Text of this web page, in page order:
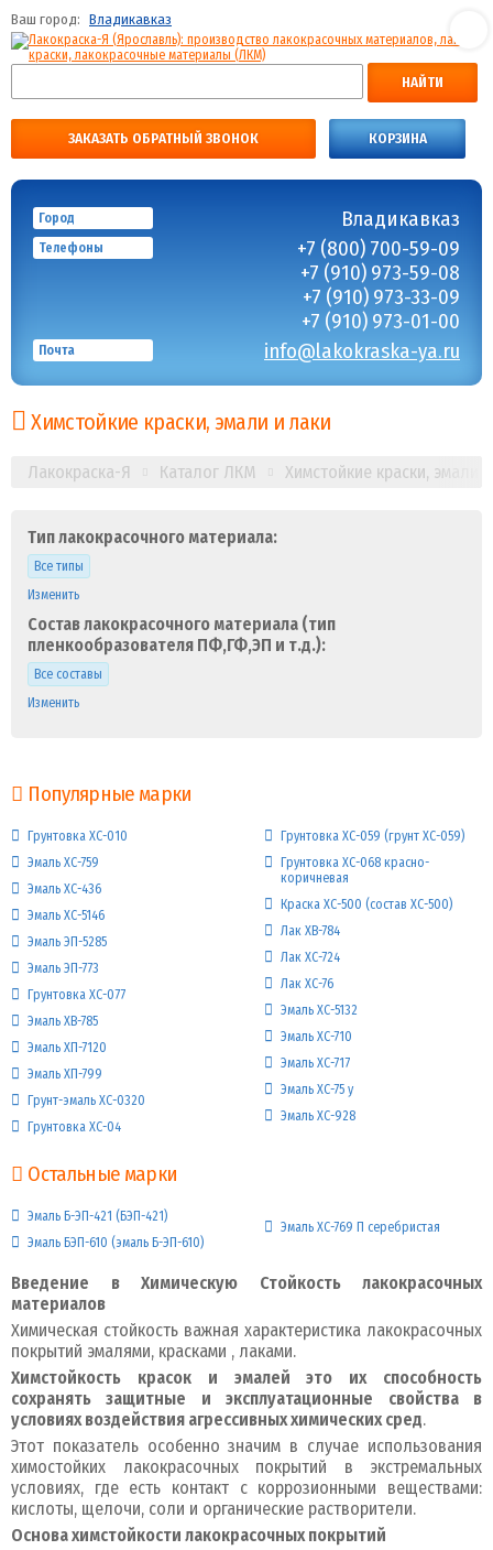
Ваш город: Владикавказ
НАЙТИ
ЗАКАЗАТЬ ОБРАТНЫЙ ЗВОНОК КОРЗИНА
Город Владикавказ
Телефоны
+7 (800) 700-59-09
+7 (910) 973-59-08
+7 (910) 973-33-09
+7 (910) 973-01-00
Почта info@lakokraska-ya.ru
Химстойкие краски, эмали и лаки
Лакокраска-Я Каталог ЛКМ Химстойкие краски, эмали
Тип лакокрасочного материала:
Все типы
Изменить
Состав лакокрасочного материала (тип
пленкообразователя ПФ,ГФ,ЭП и т.д.):
Все составы
Изменить
Популярные марки
Грунтовка ХС-010
Эмаль ХС-759
Эмаль ХС-436
Эмаль ХС-5146
Эмаль ЭП-5285
Эмаль ЭП-773
Грунтовка ХС-077
Эмаль ХВ-785
Эмаль ХП-7120
Эмаль ХП-799
Грунт-эмаль ХС-0320
Грунтовка ХС-04
Грунтовка ХС-059 (грунт ХС-059)
Грунтовка ХС-068 красно-
коричневая
Краска ХС-500 (состав ХС-500)
Лак ХВ-784
Лак ХС-724
Лак ХС-76
Эмаль ХС-5132
Эмаль ХС-710
Эмаль ХС-717
Эмаль ХС-75 у
Эмаль ХС-928
Остальные марки
Эмаль Б-ЭП-421 (БЭП-421)
Эмаль БЭП-610 (эмаль Б-ЭП-610)
Эмаль ХС-769 П серебристая
Введение в Химическую Стойкость лакокрасочных
материалов
Химическая стойкость важная характеристика лакокрасочных
покрытий эмалями, красками , лаками.
Химстойкость красок и эмалей это их способность
сохранять защитные и эксплуатационные свойства в
условиях воздействия агрессивных химических сред.
Этот показатель особенно значим в случае использования
химостойких лакокрасочных покрытий в экстремальных
условиях, где есть контакт с коррозионными веществами:
кислоты, щелочи, соли и органические растворители.
Основа химстойкости лакокрасочных покрытий